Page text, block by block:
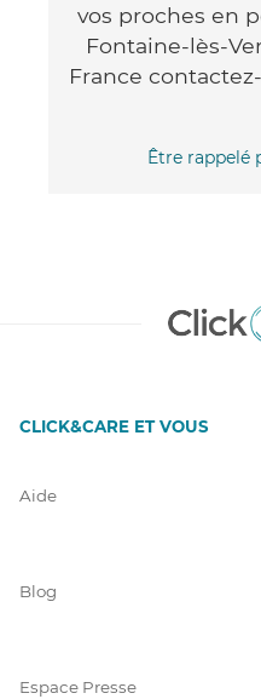
vos proches en
Fontaine-lès-
France
Être rappelé
CLICK&CARE ET VOUS
Aide
Blog
Espace Presse